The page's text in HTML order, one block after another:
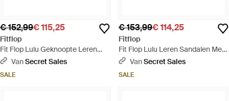
€ 152,99€ 115,25
Fitflop
Fit Flop Lulu Geknoopte Leren
Sandalen - Bruin
VanSecret Sales
SALE
€ 153,99€ 114,25
Fitflop
Fit Flop Lulu Leren Sandalen Met
Ruitsteentje Gesp - Zwart
VanSecret Sales
SALE